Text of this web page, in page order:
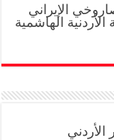
الإيراني
الهاشمية
الأردني